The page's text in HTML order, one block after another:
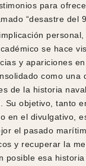
para
“desastre del
se hace
y apariciones en
como una
de la historia
Su objetivo, tanto
en el divulgativo,
el pasado
y recuperar la
posible esa